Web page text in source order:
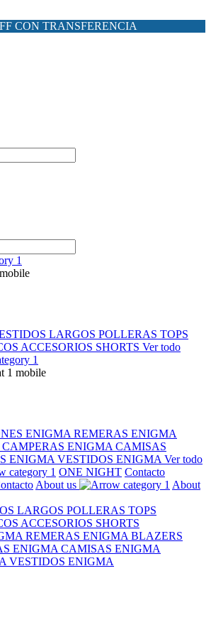
CON TRANSFERENCIA
LARGOS POLLERAS TOPS
ACCESORIOS SHORTS Ver todo
ENIGMA REMERAS ENIGMA
CAMPERAS ENIGMA CAMISAS
ENIGMA VESTIDOS ENIGMA Ver todo
ONE NIGHT Contacto
About us
About
LARGOS POLLERAS TOPS
ACCESORIOS SHORTS
REMERAS ENIGMA BLAZERS
ENIGMA CAMISAS ENIGMA
VESTIDOS ENIGMA